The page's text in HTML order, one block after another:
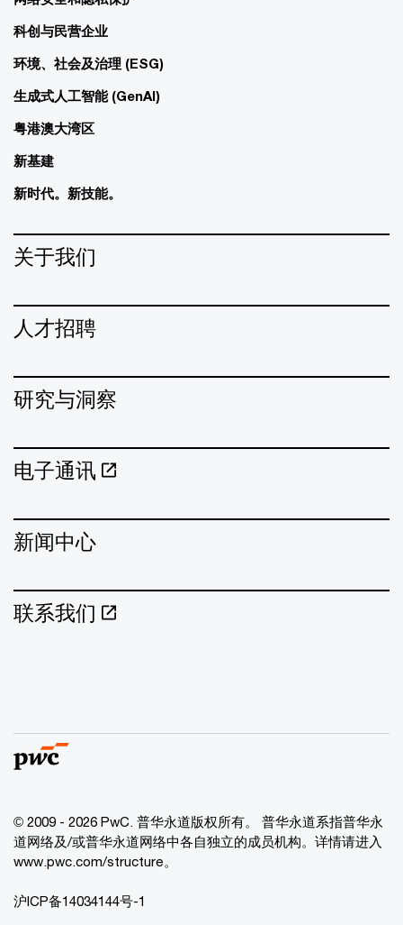
科创与民营企业
环境、社会及治理 (ESG)
生成式人工智能 (GenAI)
粤港澳大湾区
新基建
新时代。新技能。
关于我们
人才招聘
研究与洞察
电子通讯
新闻中心
联系我们
© 2009 - 2026 PwC. 普华永道版权所有。 普华永道系指普华永
道网络及/或普华永道网络中各自独立的成员机构。详情请进入
www.pwc.com/structure。
沪ICP备14034144号-1